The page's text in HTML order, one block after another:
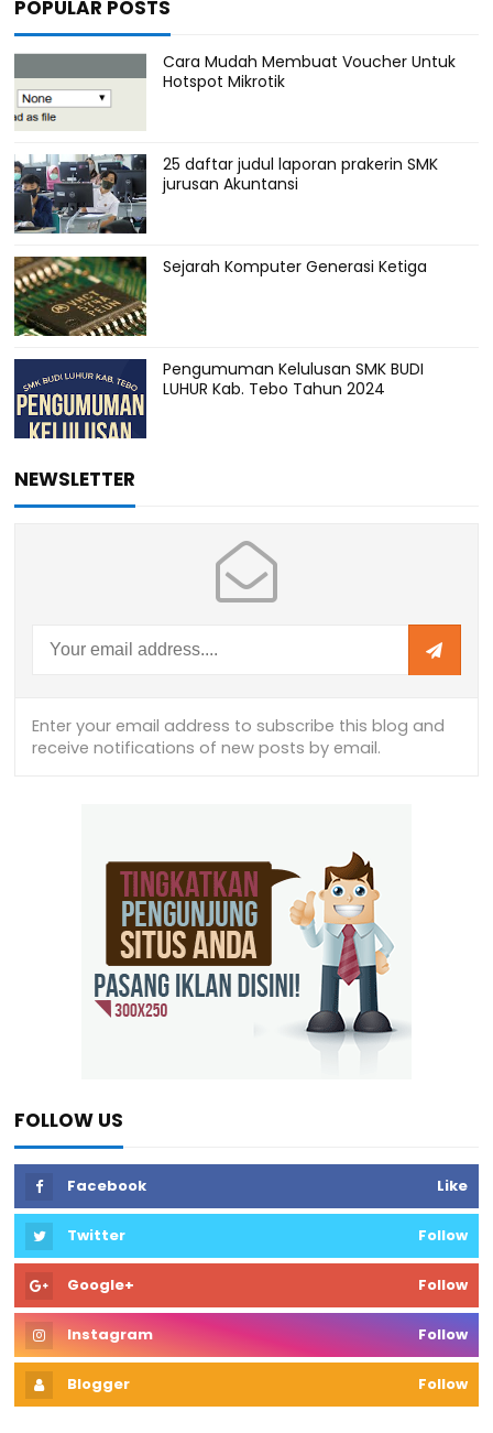
POPULAR POSTS
Cara Mudah Membuat Voucher Untuk
Hotspot Mikrotik
25 daftar judul laporan prakerin SMK
jurusan Akuntansi
Sejarah Komputer Generasi Ketiga
Pengumuman Kelulusan SMK BUDI
LUHUR Kab. Tebo Tahun 2024
NEWSLETTER
FOLLOW US
Facebook Like
Twitter Follow
Google+ Follow
Instagram Follow
Blogger Follow